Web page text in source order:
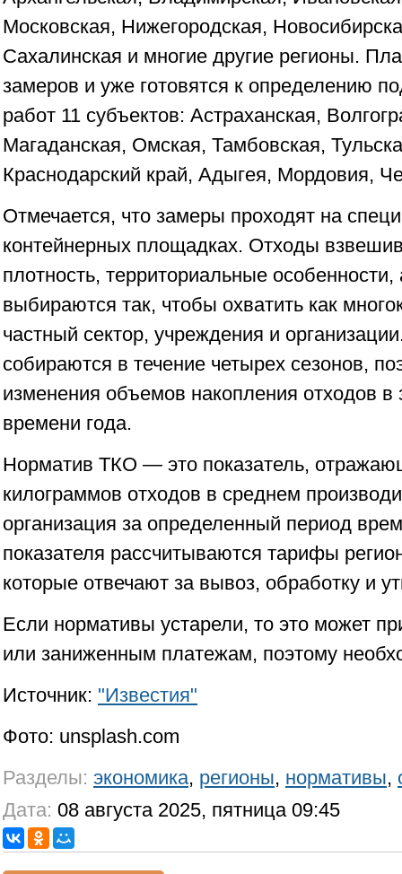
Московская, Нижегородская,
Сахалинская и многие другие регионы.
замеров и уже готовятся к определению
работ 11 субъектов: Астраханская,
Магаданская, Омская, Тамбовская,
Краснодарский край, Адыгея, Мордовия,
Отмечается, что замеры проходят на
контейнерных площадках. Отходы
плотность, территориальные
выбираются так, чтобы охватить как
частный сектор, учреждения и
собираются в течение четырех сезонов,
изменения объемов накопления отходов в
времени года.
Норматив ТКО — это показатель,
килограммов отходов в среднем
организация за определенный период
показателя рассчитываются тарифы
которые отвечают за вывоз, обработку и
Если нормативы устарели, то это может
или заниженным платежам, поэтому
Источник: "Известия"
Фото: unsplash.com
Разделы: экономика, регионы, нормативы,
Дата: 08 августа 2025, пятница 09:45